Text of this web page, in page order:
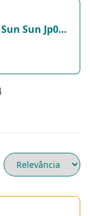
Sun Jp092